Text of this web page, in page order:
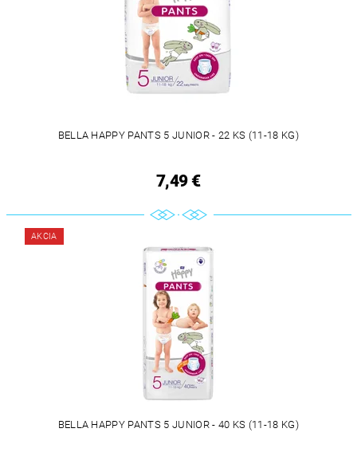
BELLA HAPPY PANTS 5 JUNIOR - 22 KS (11-18 KG)
7,49 €
AKCIA
BELLA HAPPY PANTS 5 JUNIOR - 40 KS (11-18 KG)